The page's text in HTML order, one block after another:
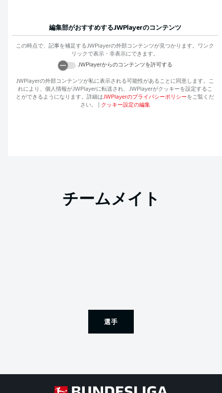
編集部がおすすめするJWPlayerのコンテンツ
この時点で、記事を補足するJWPlayerの外部コンテンツが見つかります。ワンク
リックで表示・非表示にできます。
JWPlayerからのコンテンツを許可する
JWPlayerの外部コンテンツが私に表示される可能性があることに同意します。こ
れにより、個人情報がJWPlayerに転送され、 JWPlayerがクッキーを設定するこ
とができるようになります。詳細はJWPlayerのプライバシーポリシーをご覧くだ
さい。
クッキー設定の編集
チームメイト
選手